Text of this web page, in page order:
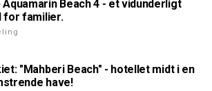
Aquamarin Beach 4 - et vidunderligt
for familier.
"Mahberi Beach" - hotellet midt i en
have!